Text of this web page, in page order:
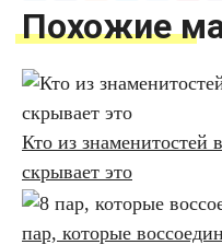
Похожие
Кто из знаменитостей
скрывает это
пар, которые